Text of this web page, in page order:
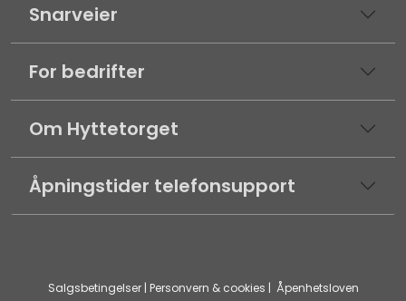
Snarveier
For bedrifter
Om Hyttetorget
Åpningstider telefonsupport
Salgsbetingelser| Personvern & cookies | Åpenhetsloven